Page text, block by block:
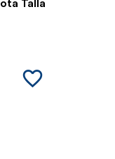
Talla
favorite_border